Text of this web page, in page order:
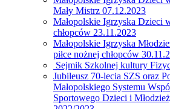
Mały Mistrz 07.12.2023
Małopolskie Igrzyska Dzieci
chłopców 23.11.2023
Małopolskie Igrzyska
piłce nożnej chłopców
Sejmik Szkolnej kultury
Jubileusz 70-lecia SZS oraz
Małopolskiego Systemu
Sportowego Dzieci i